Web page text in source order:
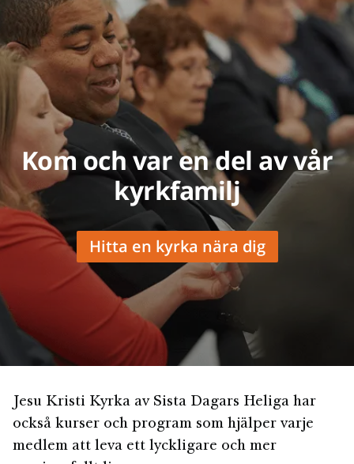
Kom och var en del av vår
kyrkfamilj
Hitta en kyrka nära dig
Jesu Kristi Kyrka av Sista Dagars Heliga har
också kurser och program som hjälper varje
medlem att leva ett lyckligare och mer